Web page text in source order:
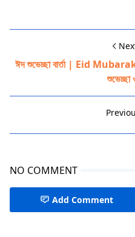
ঈদ শুভেচ্ছা বার্তা | Eid
শুভেচ্ছা
NO COMMENT
Add Comment